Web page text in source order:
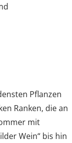
Pflanzen
Ranken, die an
mit
Wein“ bis hin